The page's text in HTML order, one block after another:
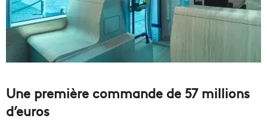
Une première commande de 57 millions
d’euros